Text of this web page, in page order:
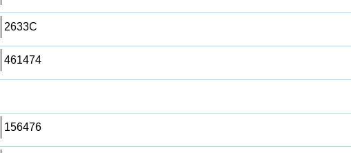
2633C
461474
156476